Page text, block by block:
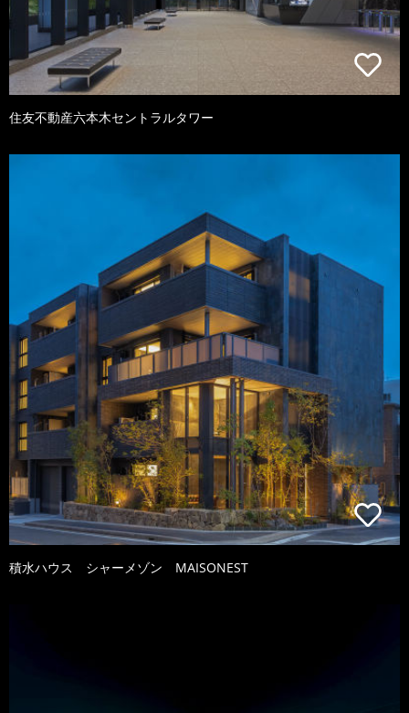
住友不動産六本木セントラルタワー
積水ハウス シャーメゾン MAISONEST